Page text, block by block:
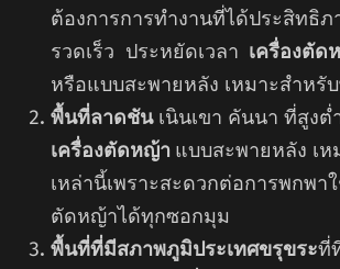
ต้องการการทำงานที่ได้ประสิทธิ
รวดเร็ว ประหยัดเวลา เครื่องตัด
หรือแบบสะพายหลัง เหมาะสำหรั
พื้นที่ลาดชันเนินเขา คันนา ที่สูงต่
เครื่องตัดหญ้า แบบสะพายหลัง เ
เหล่านี้เพราะสะดวกต่อการพกพา
ตัดหญ้าได้ทุกซอกมุม
พื้นที่ที่มีสภาพภูมิประเทศขรุขระที่